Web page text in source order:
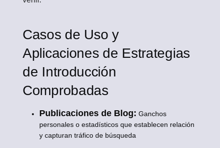
Casos de Uso y
Aplicaciones de Estrategias
de Introducción
Comprobadas
Publicaciones de Blog: Ganchos
personales o estadísticos que establecen relación
y capturan tráfico de búsqueda